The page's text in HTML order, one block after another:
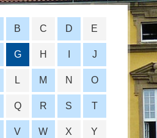
B C D E
G H J
L M N O
Q R S T
V W X Y